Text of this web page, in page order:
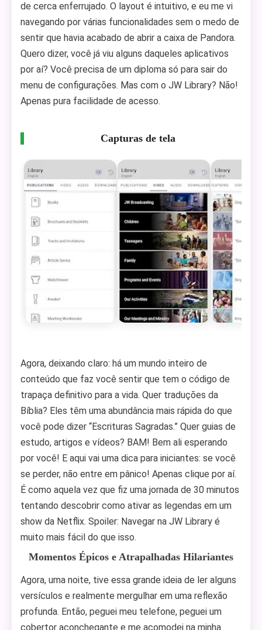
de cerca enferrujado. O layout é intuitivo, e eu me vi
navegando por várias funcionalidades sem o medo de
sentir que havia acabado de abrir a caixa de Pandora.
Quero dizer, você já viu alguns daqueles aplicativos
por aí? Você precisa de um diploma só para sair do
menu de configurações. Mas com o JW Library? Não!
Apenas pura facilidade de acesso.
Capturas de tela
Agora, deixando claro: há um mundo inteiro de
conteúdo que faz você sentir que tem o código de
trapaça definitivo para a vida. Quer traduções da
Bíblia? Eles têm uma abundância mais rápida do que
você pode dizer “Escrituras Sagradas.” Quer guias de
estudo, artigos e vídeos? BAM! Bem ali esperando
por você! E aqui vai uma dica para iniciantes: se você
se perder, não entre em pânico! Apenas clique por aí.
É como aquela vez que fiz uma jornada de 30 minutos
tentando descobrir como ativar as legendas em um
show da Netflix. Spoiler: Navegar na JW Library é
muito mais fácil do que isso.
Momentos Épicos e Atrapalhadas Hilariantes
Agora, uma noite, tive essa grande ideia de ler alguns
versículos e realmente mergulhar em uma reflexão
profunda. Então, peguei meu telefone, peguei um
cobertor aconchegante e me acomodei na minha